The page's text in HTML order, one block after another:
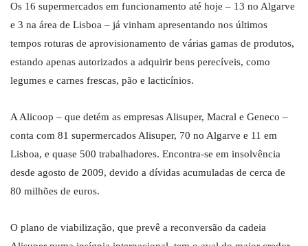
Os 16 supermercados em funcionamento até hoje – 13 no Algarve
e 3 na área de Lisboa – já vinham apresentando nos últimos
tempos roturas de aprovisionamento de várias gamas de produtos,
estando apenas autorizados a adquirir bens perecíveis, como
legumes e carnes frescas, pão e lacticínios.
A Alicoop – que detém as empresas Alisuper, Macral e Geneco –
conta com 81 supermercados Alisuper, 70 no Algarve e 11 em
Lisboa, e quase 500 trabalhadores. Encontra-se em insolvência
desde agosto de 2009, devido a dívidas acumuladas de cerca de
80 milhões de euros.
O plano de viabilização, que prevê a reconversão da cadeia